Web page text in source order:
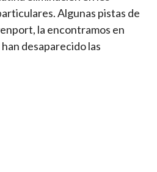
Algunas pistas de
la encontramos en
desaparecido las